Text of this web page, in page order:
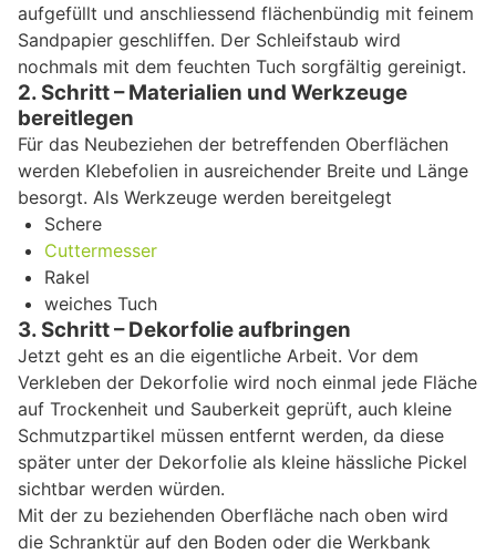
aufgefüllt und anschliessend flächenbündig mit feinem
Sandpapier geschliffen. Der Schleifstaub wird
nochmals mit dem feuchten Tuch sorgfältig gereinigt.
2. Schritt – Materialien und Werkzeuge
bereitlegen
Für das Neubeziehen der betreffenden Oberflächen
werden Klebefolien in ausreichender Breite und Länge
besorgt. Als Werkzeuge werden bereitgelegt
Schere
Cuttermesser
Rakel
weiches Tuch
3. Schritt – Dekorfolie aufbringen
Jetzt geht es an die eigentliche Arbeit. Vor dem
Verkleben der Dekorfolie wird noch einmal jede Fläche
auf Trockenheit und Sauberkeit geprüft, auch kleine
Schmutzpartikel müssen entfernt werden, da diese
später unter der Dekorfolie als kleine hässliche Pickel
sichtbar werden würden.
Mit der zu beziehenden Oberfläche nach oben wird
die Schranktür auf den Boden oder die Werkbank